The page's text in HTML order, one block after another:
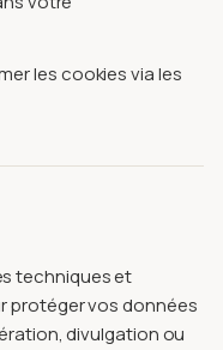
les cookies via les
techniques et
protéger vos données
divulgation ou